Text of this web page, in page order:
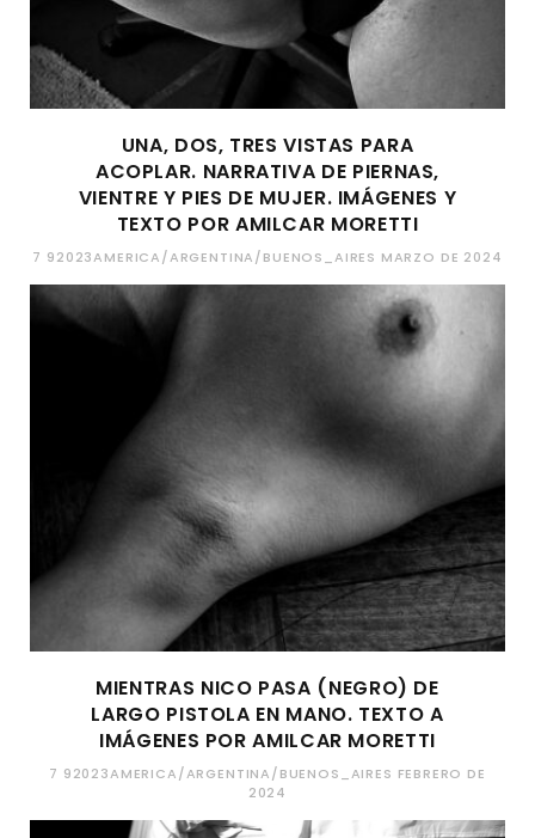
UNA, DOS, TRES VISTAS PARA
ACOPLAR. NARRATIVA DE PIERNAS,
VIENTRE Y PIES DE MUJER. IMÁGENES Y
TEXTO POR AMILCAR MORETTI
7 92023AMERICA/ARGENTINA/BUENOS_AIRES MARZO DE 2024
MIENTRAS NICO PASA (NEGRO) DE
LARGO PISTOLA EN MANO. TEXTO A
IMÁGENES POR AMILCAR MORETTI
7 92023AMERICA/ARGENTINA/BUENOS_AIRES FEBRERO DE
2024